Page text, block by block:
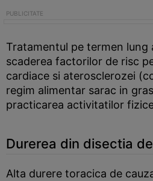
Tratamentul pe termen lung
scaderea factorilor de risc
cardiace si aterosclerozei
regim alimentar sarac in
practicarea activitatilor
Durerea din disectia
Alta durere toracica de